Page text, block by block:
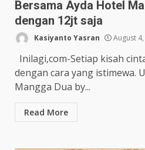
Bersama Ayda Hotel
dengan 12jt saja
Kasiyanto Yasran August
Inilagi,com-Setiap kisah
dengan cara yang istimewa.
Mangga Dua by...
Read More